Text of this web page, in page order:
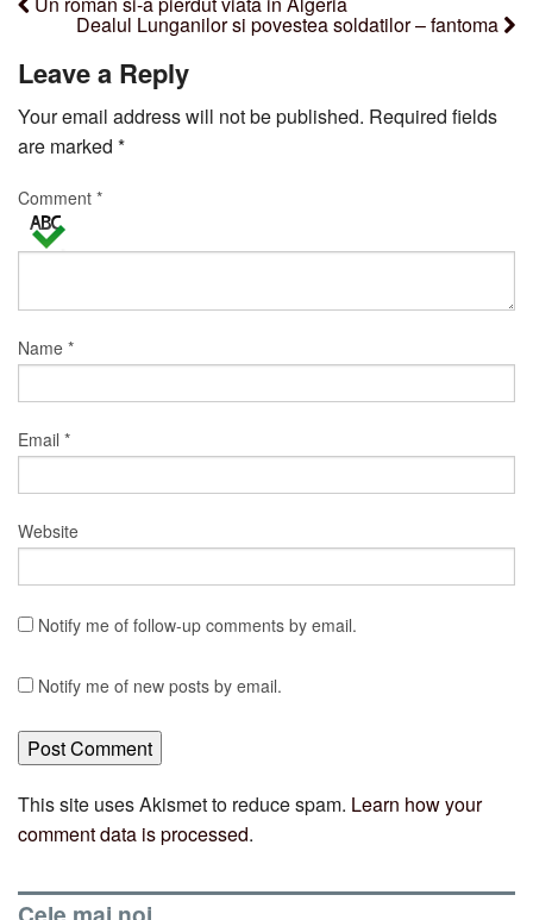
Dealul Lunganilor si povestea soldatilor – fantoma
Leave a Reply
Your email address will not be published. Required fields
are marked *
Comment *
Name *
Email *
Website
Notify me of follow-up comments by email.
Notify me of new posts by email.
This site uses Akismet to reduce spam. Learn how your
comment data is processed.